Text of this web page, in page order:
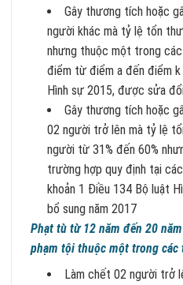
Gây thương tích hoặc
người khác mà tỷ lệ tổn
nhưng thuộc một trong
điểm từ điểm a đến điểm
Hình sự 2015, được sửa
Gây thương tích hoặc
02 người trở lên mà tỷ lệ
người từ 31% đến 60%
trường hợp quy định tại
khoản 1 Điều 134 Bộ luật
bổ sung năm 2017
Phạt tù từ 12 năm đến 20
phạm tội thuộc một trong các
Làm chết 02 người trở